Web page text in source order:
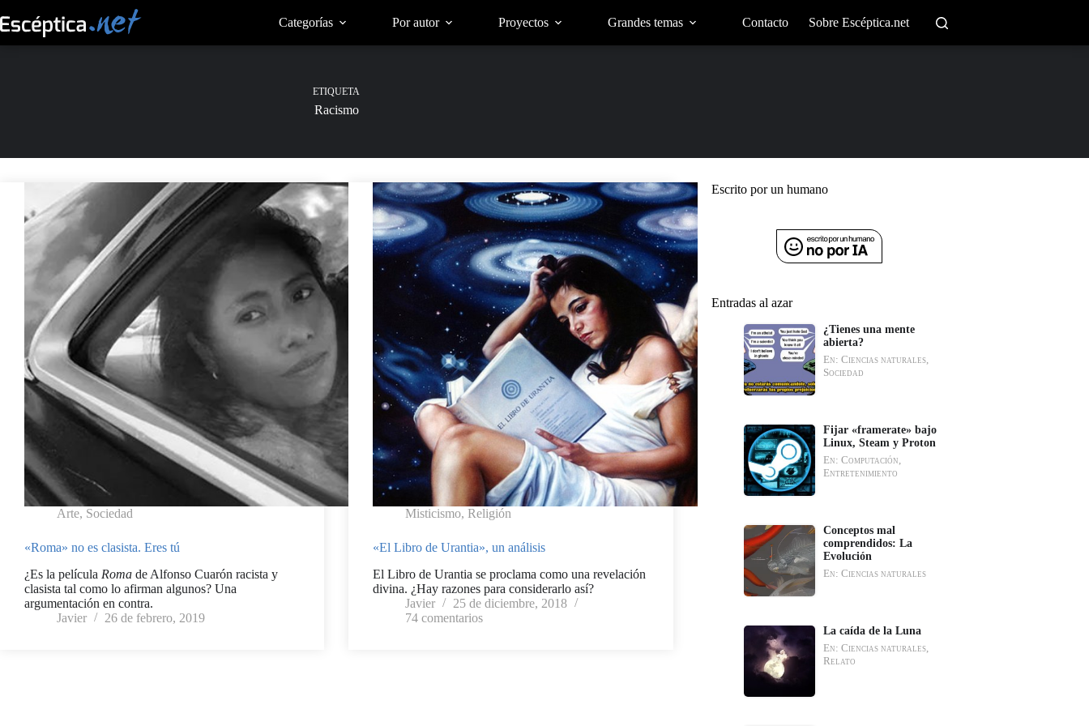
al
contenido
Categorías Por autor Proyectos Grandes temas Contacto Sobre Escéptica.net
ETIQUETA
Racismo
Arte, Sociedad
«Roma» no es clasista. Eres tú
¿Es la película Roma de Alfonso Cuarón racista y
clasista tal como lo afirman algunos? Una
argumentación en contra.
Javier
26 de febrero, 2019
Misticismo,Religión
«El Libro de Urantia», un análisis
El Libro de Urantia se proclama como una revelación
divina. ¿Hay razones para considerarlo así?
Javier
25 de diciembre, 2018
74 comentarios
Escrito por un humano
Entradas al azar
¿Tienes una mente
abierta?
En: Ciencias naturales,
Sociedad
Fijar «framerate» bajo
Linux, Steam y Proton
En: Computación,
Entretenimiento
Conceptos mal
comprendidos: La
Evolución
En: Ciencias naturales
La caída de la Luna
En: Ciencias naturales,
Relato